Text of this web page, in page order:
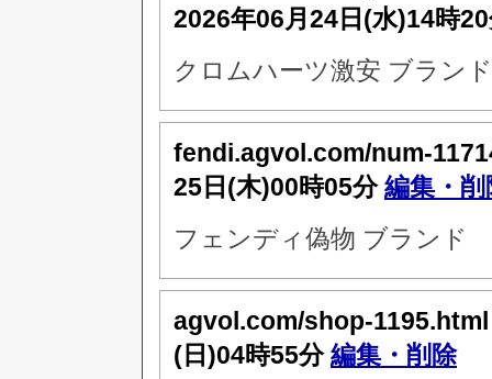
2026年06月24日(水)14時
クロムハーツ激安 ブラン
fendi.agvol.com/num-
25日(木)00時05分編集・削
フェンディ偽物 ブランド
agvol.com/shop-
(日)04時55分編集・削除